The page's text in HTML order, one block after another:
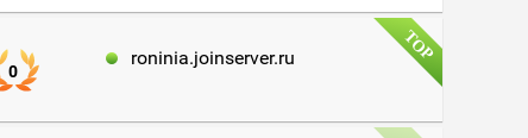
0
roninia.joinserver.ru